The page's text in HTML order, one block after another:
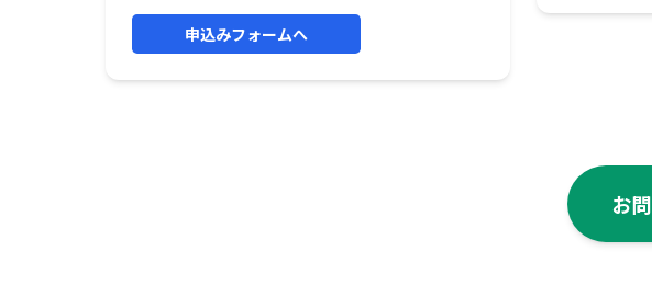
申込みフォームへ
お